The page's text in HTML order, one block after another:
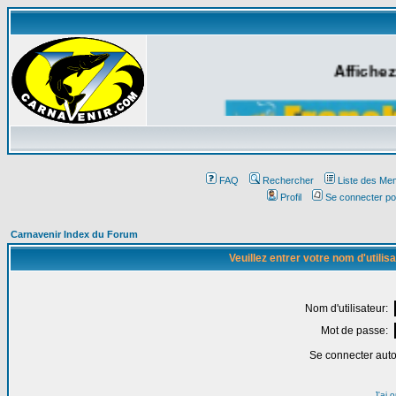
FAQ Rechercher
Liste des
Profil
Se connecter
Carnavenir Index du Forum
Veuillez entrer votre nom
Nom d'utilisateur:
Mot de passe:
Se connecter